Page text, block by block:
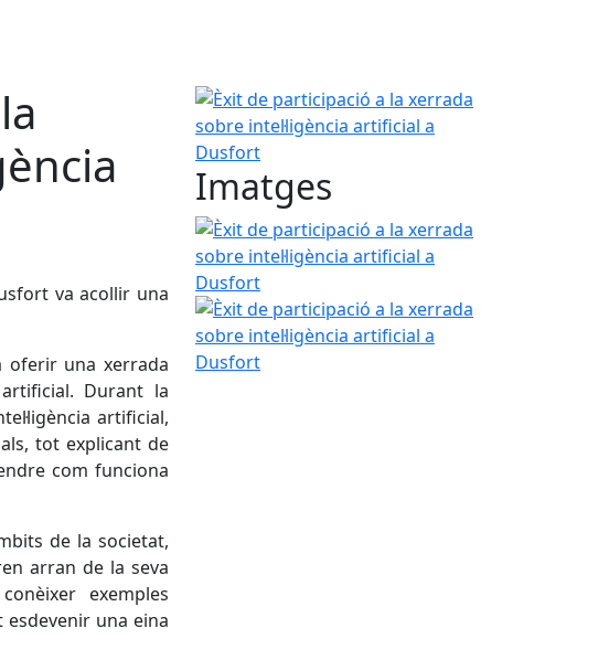
va acollir una
oferir una xerrada
Durant la
artificial,
tot explicant de
com funciona
de la societat,
arran de la seva
exemples
una eina
Èxit de participació a la xerrada sobre
Imatges
Èxit de participació a la xerrada sobre
Èxit de participació a la xerrada sobre